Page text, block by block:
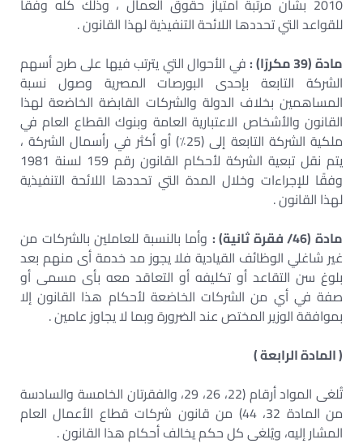
2010 بشأن مرتبة امتياز حقوق العمال ، وذلك كله وفقًا
للقواعد التي تحددها اللائحة التنفيذية لهذا القانون .
مادة (39 مكررًا) :
في الأحوال التي يترتب فيها على طرح أسهم
الشركة التابعة بإحدى البورصات المصرية وصول نسبة
المساهمين بخلاف الدولة والشركات القابضة الخاضعة لهذا
القانون والأشخاص الاعتبارية العامة وبنوك القطاع العام في
ملكية الشركة التابعة إلى (25٪) أو أكثر في رأسمال الشركة ،
يتم نقل تبعية الشركة لأحكام القانون رقم 159 لسنة 1981
وفقًا للإجراءات وخلال المدة التي تحددها اللائحة التنفيذية
لهذا القانون .
مادة (46/ فقرة ثانية) :
وأما بالنسبة للعاملين بالشركات من
غير شاغلي الوظائف القيادية فلا يجوز مد خدمة أى منهم بعد
بلوغ سن التقاعد أو تكليفه أو التعاقد معه بأى مسمى أو
صفة في أي من الشركات الخاضعة لأحكام هذا القانون إلا
بموافقة الوزير المختص عند الضرورة وبما لا يجاوز عامين .
( المادة الرابعة )
تُلغى المواد أرقام (22، 26، 29، والفقرتان الخامسة والسادسة
من المادة 32، 44) من قانون شركات قطاع الأعمال العام
المشار إليه، ويُلغى كل حكم يخالف أحكام هذا القانون .